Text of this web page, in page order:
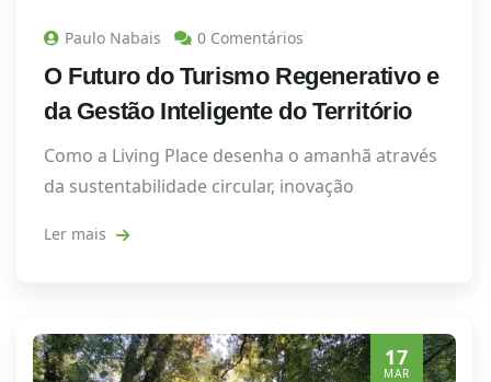
Paulo Nabais 0 Comentários
O Futuro do Turismo Regenerativo e
da Gestão Inteligente do Território
Como a Living Place desenha o amanhã através
da sustentabilidade circular, inovação
Ler mais
17
MAR